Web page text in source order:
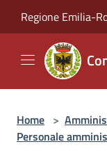
Regione Emilia-
Home >
Personale